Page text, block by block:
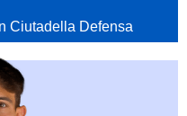
Ciutadella Defensa